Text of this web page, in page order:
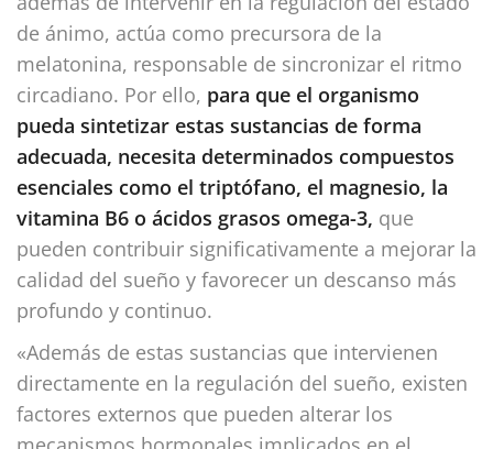
de ánimo, actúa como precursora de la
melatonina, responsable de sincronizar el ritmo
circadiano. Por ello, para que el organismo
pueda sintetizar estas sustancias de forma
adecuada, necesita determinados compuestos
esenciales como el triptófano, el magnesio, la
vitamina B6 o ácidos grasos omega-3, que
pueden contribuir significativamente a mejorar la
calidad del sueño y favorecer un descanso más
profundo y continuo.
«Además de estas sustancias que intervienen
directamente en la regulación del sueño, existen
factores externos que pueden alterar los